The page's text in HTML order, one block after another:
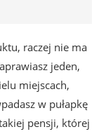
raczej nie ma
jeden,
miejscach,
w pułapkę
pensji, której